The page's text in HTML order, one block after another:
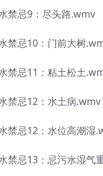
禁忌9：尽头路.wmv
禁忌10：门前大树
禁忌11：粘土松土
禁忌12：水土病.wmv
禁忌12：水位高潮湿
禁忌13：忌污水湿气